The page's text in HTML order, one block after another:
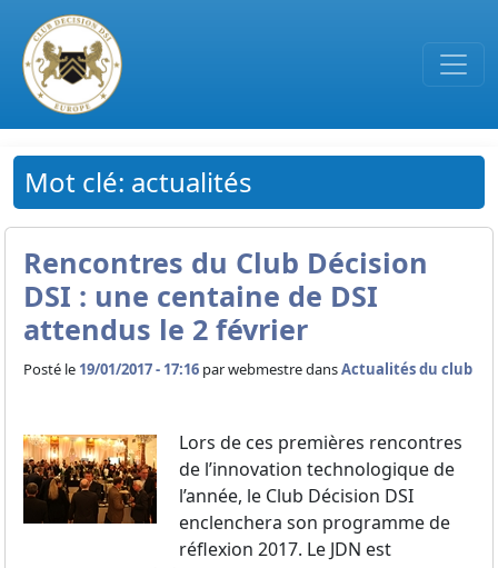
Passer au contenu principal
Mot clé: actualités
Rencontres du Club Décision
DSI : une centaine de DSI
attendus le 2 février
Posté le 19/01/2017 - 17:16 parwebmestre dansActualités du club
Lors de ces premières rencontres
de l’innovation technologique de
l’année, le Club Décision DSI
enclenchera son programme de
réflexion 2017. Le JDN est